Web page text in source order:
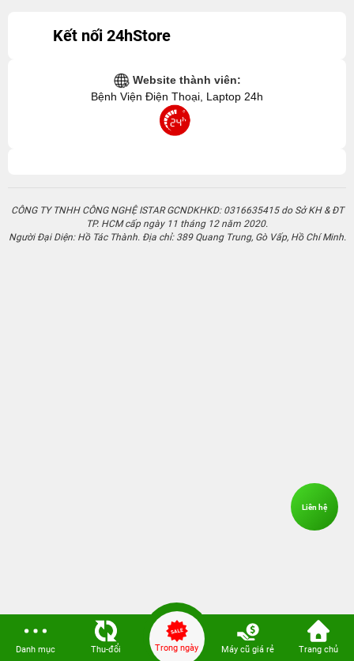
Kết nối 24hStore
Website thành viên:
Bệnh Viện Điện Thoại, Laptop 24h
CÔNG TY TNHH CÔNG NGHỆ ISTAR GCNDKHKD: 0316635415 do Sở KH & ĐT
Danh mục Thu-đổi Trong ngày Máy cũ giá rẻ Trang chủ
Liên hệ